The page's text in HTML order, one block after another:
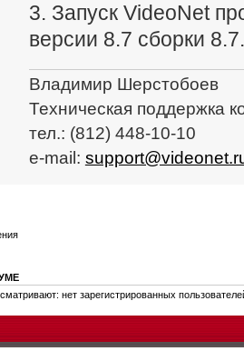
3. Запуск VideoNet
версии 8.7 сборки
Владимир Шерстобоев
Техническая поддержка
тел.: (812) 448-10-10
e-mail:
нет зарегистрированных